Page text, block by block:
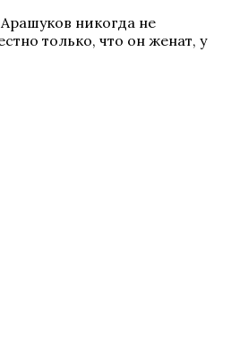
никогда не
только, что он женат, у